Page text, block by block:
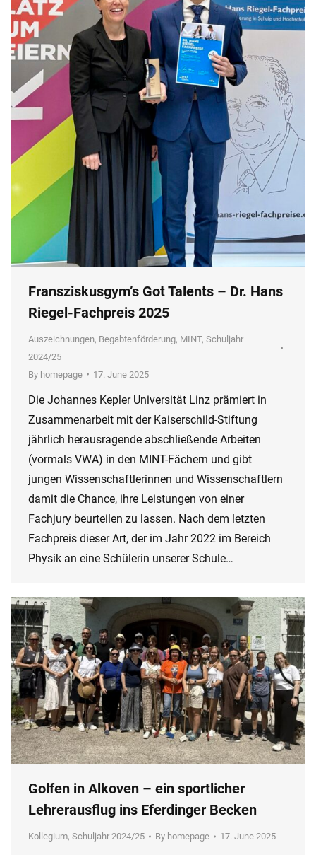
Fransziskusgym’s Got Talents – Dr. Hans
Riegel-Fachpreis 2025
Auszeichnungen, Begabtenförderung, MINT, Schuljahr
2024/25
By homepage 17. June 2025
Die Johannes Kepler Universität Linz prämiert in
Zusammenarbeit mit der Kaiserschild-Stiftung
jährlich herausragende abschließende Arbeiten
(vormals VWA) in den MINT-Fächern und gibt
jungen Wissenschaftlerinnen und Wissenschaftlern
damit die Chance, ihre Leistungen von einer
Fachjury beurteilen zu lassen. Nach dem letzten
Fachpreis dieser Art, der im Jahr 2022 im Bereich
Physik an eine Schülerin unserer Schule…
Golfen in Alkoven – ein sportlicher
Lehrerausflug ins Eferdinger Becken
Kollegium, Schuljahr 2024/25 By homepage 17. June 2025